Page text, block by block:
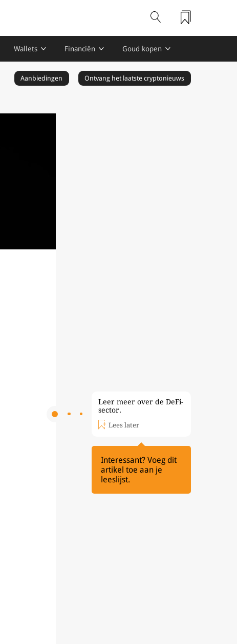
Wallets Financiën Goud kopen
Aanbiedingen Ontvang het laatste cryptonieuws
Leer meer over de DeFi-
sector.
Lees later
Interessant? Voeg dit
artikel toe aan je
leeslijst.